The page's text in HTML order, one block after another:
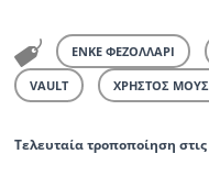
ΕΝΚΕ ΦΕΖΟΛΛΑΡΙ
VAULT ΧΡΗΣΤΟΣ
Τελευταία τροποποίηση